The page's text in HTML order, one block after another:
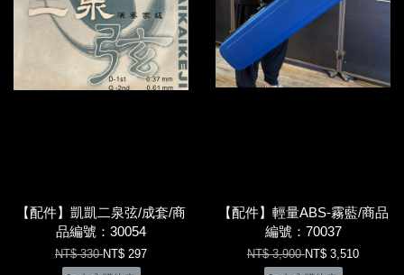
【配件】凱凱二泉弦/成套/商
品編號：30054
NT$ 330NT$ 297
【配件】輕量ABS-霧藍/商品
編號：70037
NT$ 3,900NT$ 3,510